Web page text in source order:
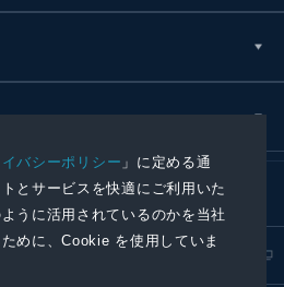
バシーポリシー 」に定める通
とサービスを快適にご利用いた
うに活用されているのかを当社
めに、Cookie を使用していま